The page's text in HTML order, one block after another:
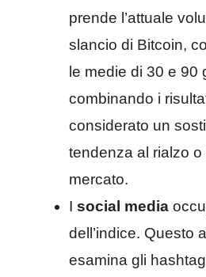
prende l’attuale
slancio di Bitcoin,
le medie di 30 e 90
combinando i
considerato un
tendenza al rialzo o
mercato.
I social media
dell’indice. Questo
esamina gli